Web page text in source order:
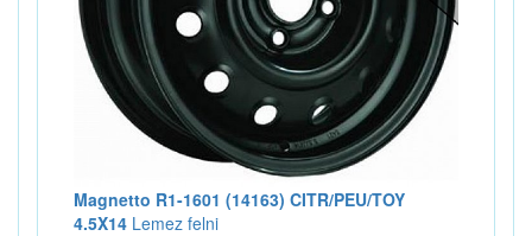
Magnetto R1-1601 (14163) CITR/PEU/TOY
4.5X14 Lemez felni